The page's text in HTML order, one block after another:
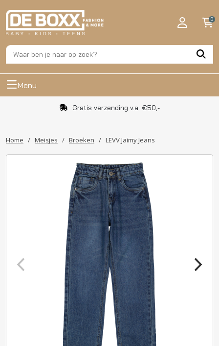
0
Menu
Gratis verzending v.a. €50,-
Home / Meisjes / Broeken / LEVV Jaimy Jeans